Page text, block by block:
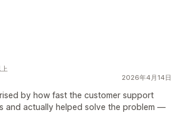
2026年4月14日
by how fast the customer support
and actually helped solve the problem —